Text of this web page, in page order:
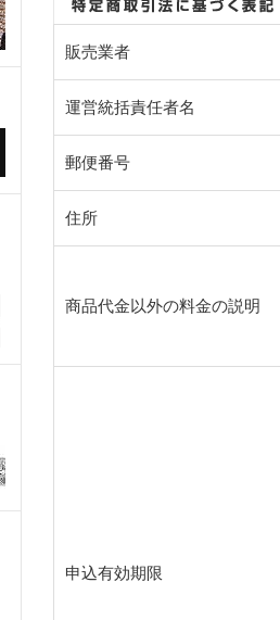
販売業者
運営統括責任者名
郵便番号
住所
商品代金以外の料金の説明
申込有効期限